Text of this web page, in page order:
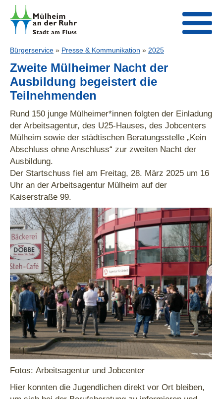
Bürgerservice » Presse & Kommunikation » 2025
Zweite Mülheimer Nacht der
Ausbildung begeistert die
Teilnehmenden
Rund 150 junge Mülheimer*innen folgten der Einladung
der Arbeitsagentur, des U25-Hauses, des Jobcenters
Mülheim sowie der städtischen Beratungsstelle „Kein
Abschluss ohne Anschluss“ zur zweiten Nacht der
Ausbildung.
Der Startschuss fiel am Freitag, 28. März 2025 um 16
Uhr an der Arbeitsagentur Mülheim auf der
Kaiserstraße 99.
Fotos: Arbeitsagentur und Jobcenter
Hier konnten die Jugendlichen direkt vor Ort bleiben,